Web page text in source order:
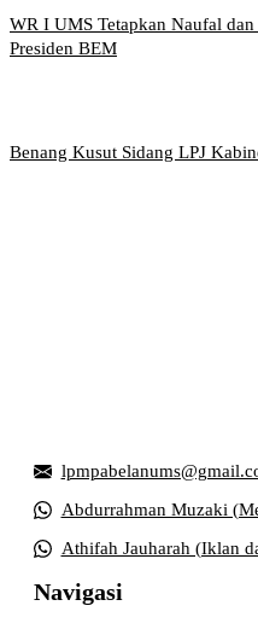
WR I UMS Tetapkan Naufal
Presiden BEM
Benang Kusut Sidang LPJ
Abdurrahman Muzaki
Athifah Jauharah (Iklan
Navigasi